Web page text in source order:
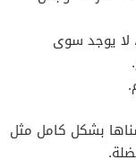
لا يوجد سوى
بشكل كامل مثل